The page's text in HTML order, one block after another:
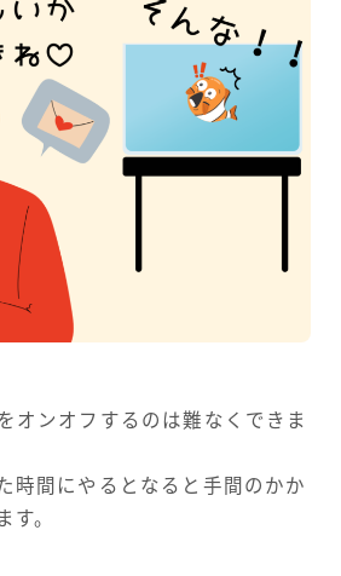
オンオフするのは難なくできま
時間にやるとなると手間のかか
す。